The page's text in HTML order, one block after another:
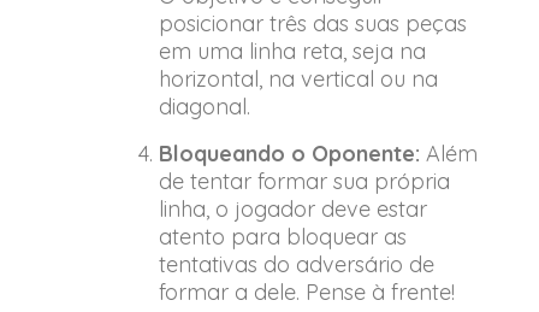
posicionar três das suas peças
em uma linha reta, seja na
horizontal, na vertical ou na
diagonal.
Bloqueando o Oponente: Além
de tentar formar sua própria
linha, o jogador deve estar
atento para bloquear as
tentativas do adversário de
formar a dele. Pense à frente!